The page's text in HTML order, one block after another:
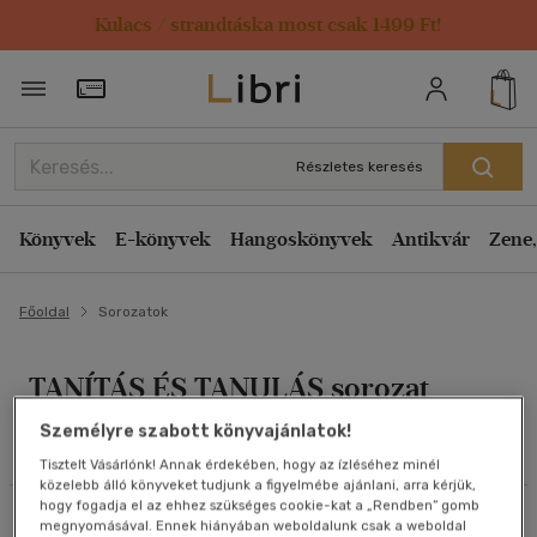
Kulacs / strandtáska most csak 1499 Ft!
Törzsvásárlói Kártya adatai
Részletes keresés
Könyvek E-könyvek Hangoskönyvek Antikvár
Főoldal Sorozatok
TANÍTÁS ÉS TANULÁS sorozat
Szűrés
Összes
(1)
Nyelv szerint
Magyar(3)
Ár szerint
Szűrés Rendezés
Rendezés
Relevancia
Kiadás éve szerint növekvő
Ár szerint növekvő
Eladott darabszám szerint növekvő
Cím szerint A-Z
Szerző szerint A-Z
Megjelenítés
Személyre szabott könyvajánlatok!
Tisztelt Vásárlónk! Annak érdekében, hogy az ízléséhez minél
közelebb álló könyveket tudjunk a figyelmébe ajánlani, arra kérjük,
hogy fogadja el az ehhez szükséges cookie-kat a „Rendben” gomb
megnyomásával. Ennek hiányában weboldalunk csak a weboldal